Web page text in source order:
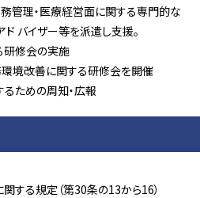
務管理・医療経営面に関する専門的な
バイザー等を派遣し支援。
研修会の実施
境改善に関する研修会を開催
ための周知・広報
する規定（第30条の13から16）